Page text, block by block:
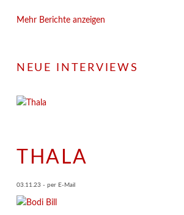
Mehr Berichte anzeigen
NEUE INTERVIEWS
THALA
03.11.23 - per E-Mail